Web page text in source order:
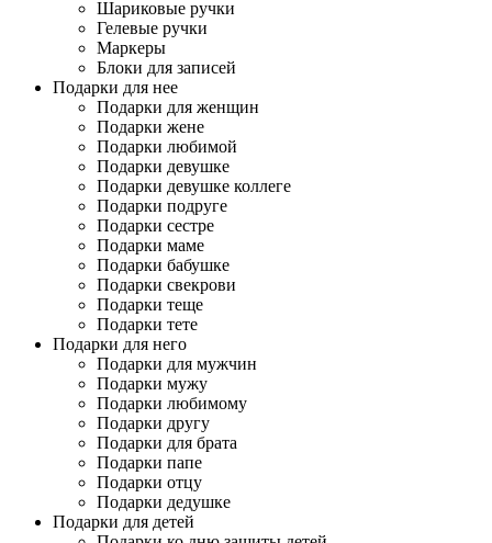
Шариковые ручки
Гелевые ручки
Маркеры
Блоки для записей
Подарки для нее
Подарки для женщин
Подарки жене
Подарки любимой
Подарки девушке
Подарки девушке коллеге
Подарки подруге
Подарки сестре
Подарки маме
Подарки бабушке
Подарки свекрови
Подарки теще
Подарки тете
Подарки для него
Подарки для мужчин
Подарки мужу
Подарки любимому
Подарки другу
Подарки для брата
Подарки папе
Подарки отцу
Подарки дедушке
Подарки для детей